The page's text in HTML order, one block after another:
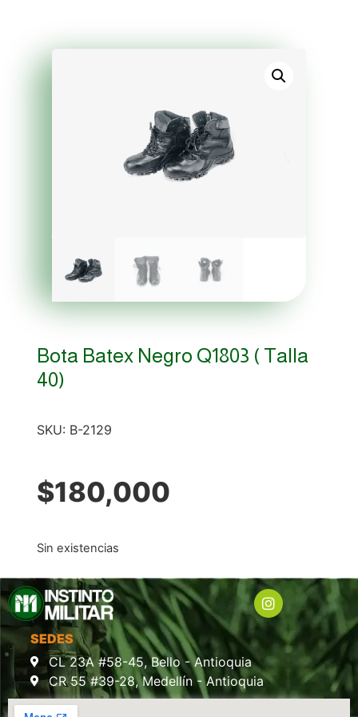
Bota Batex Negro Q1803 ( Talla
40)
SKU: B-2129
$180,000
Sin existencias
SEDES
CL 23A #58-45, Bello - Antioquia
CR 55 #39-28, Medellín - Antioquia